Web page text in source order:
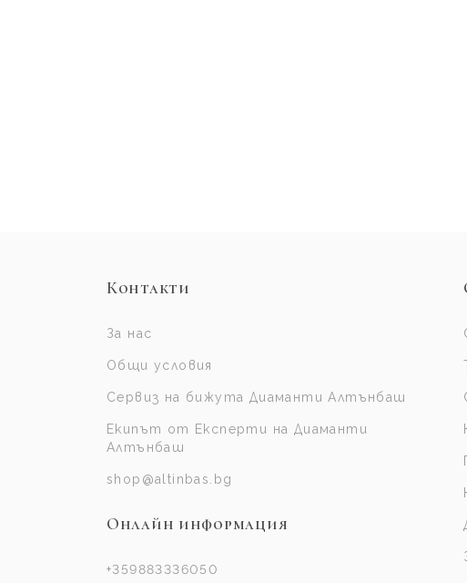
Контакти
За нас
Общи условия
Сервиз на бижута Диаманти Алтънбаш
Екипът от Експерти на Диаманти
Алтънбаш
shop@altinbas.bg
Онлайн информация
+359883336050